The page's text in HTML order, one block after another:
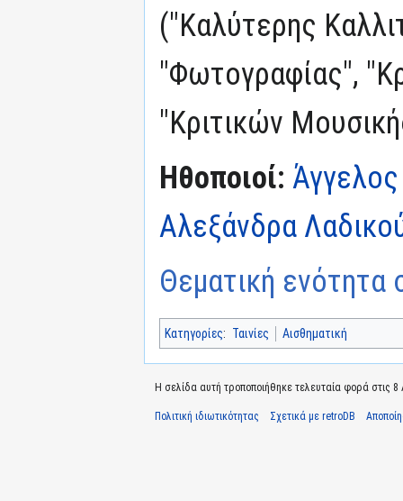
("Καλύτερης
"Φωτογραφίας",
"Κριτικών
Ηθοποιοί:
Αλεξάνδρα
Θεματική ενότητα
Κατηγορίες: Ταινίες Αισθηματική
Η σελίδα αυτή τροποποιήθηκε τελευταία φορά στις 8
Πολιτική ιδιωτικότητας Σχετικά με retroDB